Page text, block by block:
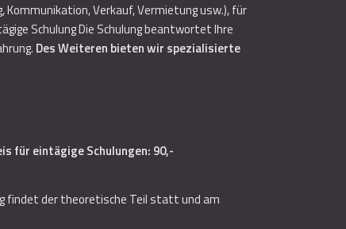
Verkauf, Vermietung usw.), für
Schulung Die Schulung beantwortet Ihre
Des Weiteren bieten wir spezialisierte
für eintägige Schulungen: 90,-
findet der theoretische Teil statt und am